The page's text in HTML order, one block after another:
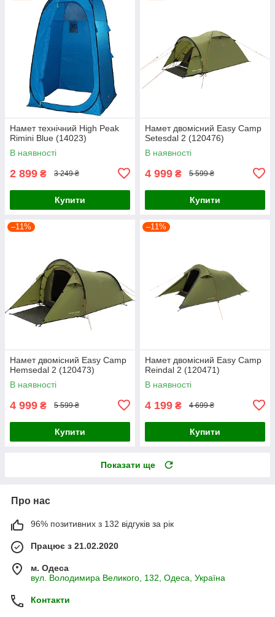
Намет технічний High Peak
Rimini Blue (14023)
В наявності
2 899 ₴ 3 249 ₴
Купити
Намет двомісний Easy Camp
Setesdal 2 (120476)
В наявності
4 999 ₴ 5 599 ₴
Купити
–11%
Намет двомісний Easy Camp
Hemsedal 2 (120473)
В наявності
4 999 ₴ 5 599 ₴
Купити
–11%
Намет двомісний Easy Camp
Reindal 2 (120471)
В наявності
4 199 ₴ 4 699 ₴
Купити
Показати ще
Про нас
96% позитивних з 132 відгуків за рік
Працює з 21.02.2020
м. Одеса
вул. Володимира Великого, 132, Одеса, Україна
Контакти